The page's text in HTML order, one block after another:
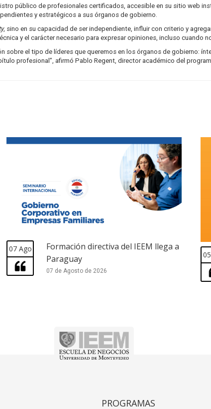
público de profesionales certificados, accesible en su sitio web
y estratégicos a sus órganos de gobierno.
, sino en su capacidad de ser independiente, influir con criterio y
y el carácter necesario para expresar opiniones, incluso cuando
sobre el tipo de líderes que queremos en los órganos de gobierno:
profesional”, afirmó Pablo Regent, director académico del
07 Ago
Formación directiva del IEEM llega a
Paraguay
07 de Agosto de 2026
PROGRAMAS